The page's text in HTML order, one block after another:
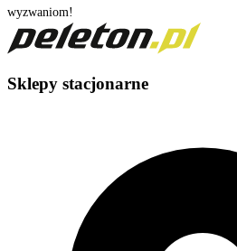
wyzwaniom!
Sklepy stacjonarne